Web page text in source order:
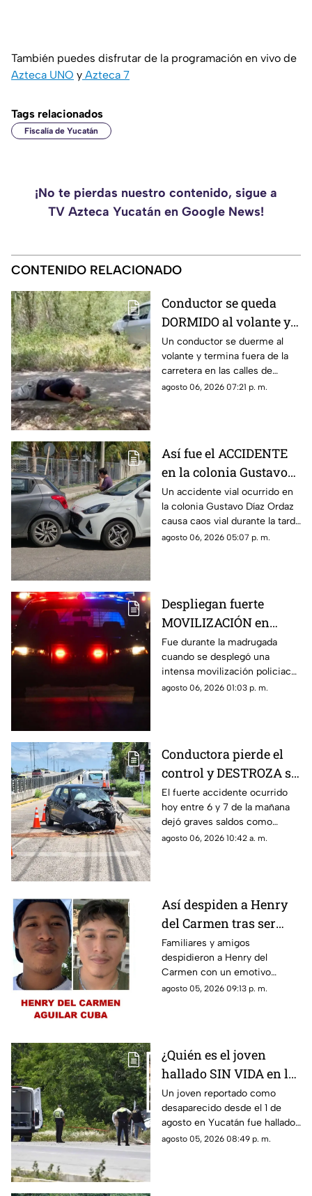
También puedes disfrutar de la programación en vivo de
Azteca UNO y Azteca 7
Tags relacionados
Fiscalía de Yucatán
¡No te pierdas nuestro contenido, sigue a
TV Azteca Yucatán en Google News!
CONTENIDO RELACIONADO
Conductor se queda
DORMIDO al volante y
termina entre la
maleza en Ciudad
Caucel
Un conductor se duerme al
volante y termina fuera de la
carretera en las calles de
Ciudad Caucel, por lo que se
agosto 06, 2026 07:21 p. m.
Así fue el ACCIDENTE
en la colonia Gustavo
Díaz Ordaz que causó
CAOS VIAL este jueves
Un accidente vial ocurrido en
la colonia Gustavo Díaz Ordaz
causa caos vial durante la tarde
de este jueves 6 de agosto,
agosto 06, 2026 05:07 p. m.
Despliegan fuerte
MOVILIZACIÓN en
Progreso tras
PELIGROSO
HALLAZGO; esto
encontraron
Fue durante la madrugada
cuando se desplegó una
intensa movilización policiaca
en Progreso, luego de
agosto 06, 2026 01:03 p. m.
Conductora pierde el
control y DESTROZA su
auto; así fue el FUERTE
ACCIDENTE HOY en
Temozón Norte, Mérida
El fuerte accidente ocurrido
hoy entre 6 y 7 de la mañana
dejó graves saldos como
consecuencia en la zona de
agosto 06, 2026 10:42 a. m.
Así despiden a Henry
del Carmen tras ser
hallado sin vida en la
Mérida-Chetumal tras
varios días
desaparecido
Familiares y amigos
despidieron a Henry del
Carmen con un emotivo
mensaje en redes sociales tras
agosto 05, 2026 09:13 p. m.
¿Quién es el joven
hallado SIN VIDA en la
Mérida-Chetumal? Esto
se sabe
Un joven reportado como
desaparecido desde el 1 de
agosto en Yucatán fue hallado
sin vida en la carretera Mérida-
agosto 05, 2026 08:49 p. m.